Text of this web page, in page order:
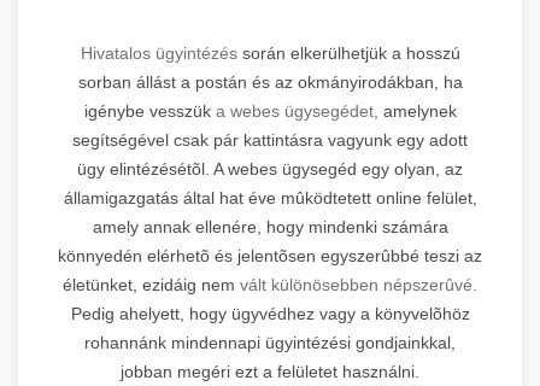
Hivatalos ügyintézés során elkerülhetjük a hosszú
sorban állást a postán és az okmányirodákban, ha
igénybe vesszük a webes ügysegédet, amelynek
segítségével csak pár kattintásra vagyunk egy adott
ügy elintézésétõl. A webes ügysegéd egy olyan, az
államigazgatás által hat éve mûködtetett online felület,
amely annak ellenére, hogy mindenki számára
könnyedén elérhetõ és jelentõsen egyszerûbbé teszi az
életünket, ezidáig nem vált különösebben népszerûvé.
Pedig ahelyett, hogy ügyvédhez vagy a könyvelõhöz
rohannánk mindennapi ügyintézési gondjainkkal,
jobban megéri ezt a felületet használni.